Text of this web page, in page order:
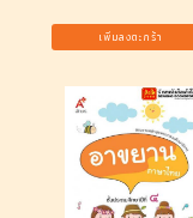
เพิ่มลงตะกร้า